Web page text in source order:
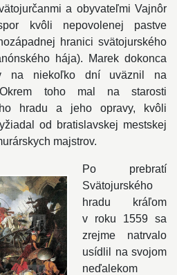
a obyvateľmi Vajnôr
kvôli nepovolenej pastve
hranici svätojurského
hája). Marek dokonca
na niekoľko dní uväznil na
Okrem toho mal na starosti
hradu a jeho opravy, kvôli
od bratislavskej mestskej
majstrov.
Po prebratí
Svätojurského
hradu kráľom
v roku 1559 sa
zrejme natrvalo
usídlil na svojom
neďalekom